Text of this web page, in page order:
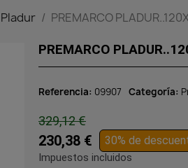
PREMARCO
PREMARCO
Referencia 09907 Categoría
329,12 €
230,38 € 30% de
Impuestos incluidos